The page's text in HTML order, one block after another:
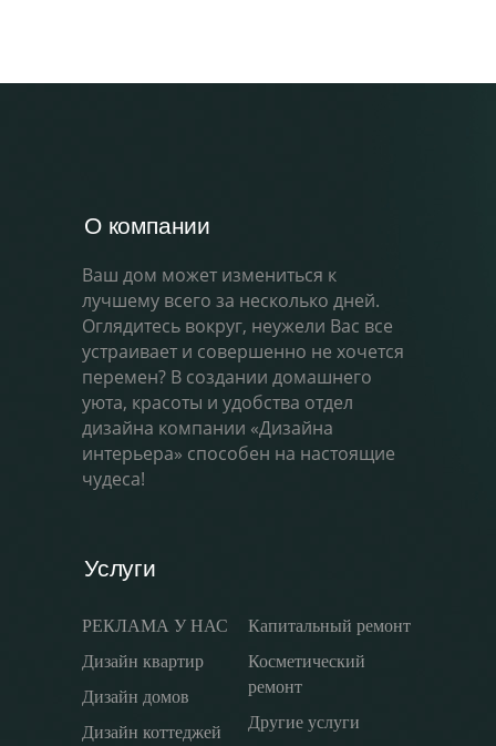
О компании
Ваш дом может измениться к
лучшему всего за несколько дней.
Оглядитесь вокруг, неужели Вас все
устраивает и совершенно не хочется
перемен? В создании домашнего
уюта, красоты и удобства отдел
дизайна компании «Дизайна
интерьера» способен на настоящие
чудеса!
Услуги
РЕКЛАМА У НАС
Дизайн квартир
Дизайн домов
Дизайн коттеджей
Капитальный ремонт
Косметический
ремонт
Другие услуги